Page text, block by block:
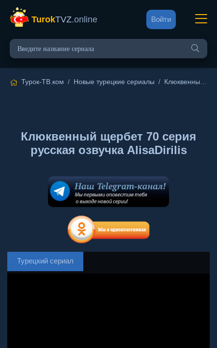
TurokTVZ.online Войти
Турок-ТВ.ком / Новые турецкие сериалы / Клюквенный щербет
Клюквенный щербет 70 серия
русская озвучка AlisaDirilis
Турецкий сериал